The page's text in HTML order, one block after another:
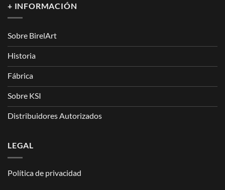
+ INFORMACIÓN
Sobre BirelArt
Historia
Fábrica
Sobre KSI
Distribuidores Autorizados
LEGAL
Política de privacidad